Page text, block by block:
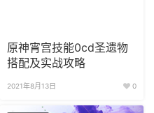
原神宵宫技能0cd圣遗物
搭配及实战攻略
2021年8月13日 0